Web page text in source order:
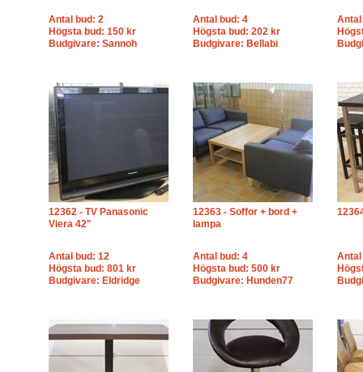
Antal bud: 2
Högsta bud: 150 kr
Budgivare: Sannoh
Antal bud: 4
Högsta bud: 202 kr
Budgivare: Bellabi
Antal
12362 - TV Panasonic
Viera 42"
Antal bud: 12
Högsta bud: 801 kr
Budgivare: Eldridge
12363 - Soffor + bord +
lampa
Antal bud: 4
Högsta bud: 500 kr
Budgivare: Hunden77
Antal